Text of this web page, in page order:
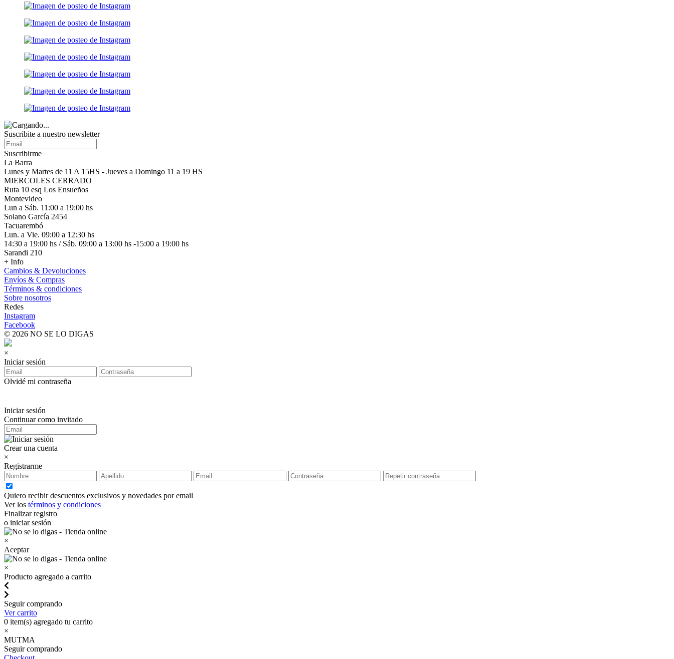
Suscribite a nuestro newsletter
Suscribirme
La Barra
Lunes y Martes de 11 A 15HS - Jueves a Domingo 11 a 19 HS
MIERCOLES CERRADO
Ruta 10 esq Los Ensueños
Montevideo
Lun a Sáb. 11:00 a 19:00 hs
Solano García 2454
Tacuarembó
Lun. a Vie. 09:00 a 12:30 hs
14:30 a 19:00 hs / Sáb. 09:00 a 13:00 hs -15:00 a 19:00 hs
Sarandi 210
+ Info
Cambios & Devoluciones
Envíos & Compras
Términos & condiciones
Sobre nosotros
Redes
Instagram
Facebook
© 2026 NO SE LO DIGAS
×
Iniciar sesión
Olvidé mi contraseña
Iniciar sesión
Continuar como invitado
Crear una cuenta
×
Registrarme
Quiero recibir descuentos exclusivos y novedades por email
Ver los términos y condiciones
Finalizar registro
o iniciar sesión
×
Aceptar
×
Producto agregado a carrito
Seguir comprando
Ver carrito
0 item(s) agregado tu carrito
×
MUTMA
Seguir comprando